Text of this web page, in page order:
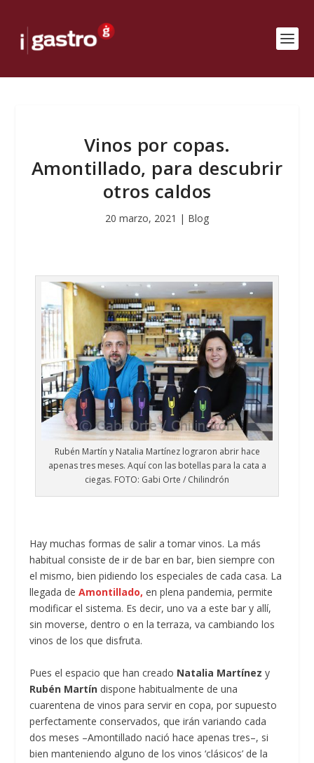
Vinos por copas.
Amontillado, para descubrir
otros caldos
20 marzo, 2021 | Blog
Rubén Martín y Natalia Martínez lograron abrir hace
apenas tres meses. Aquí con las botellas para la cata a
ciegas. FOTO: Gabi Orte / Chilindrón
Hay muchas formas de salir a tomar vinos. La más
habitual consiste de ir de bar en bar, bien siempre con
el mismo, bien pidiendo los especiales de cada casa. La
llegada deAmontillado, en plena pandemia, permite
modificar el sistema. Es decir, uno va a este bar y allí,
sin moverse, dentro o en la terraza, va cambiando los
vinos de los que disfruta.
Pues el espacio que han creado Natalia Martínez y
Rubén Martín dispone habitualmente de una
cuarentena de vinos para servir en copa, por supuesto
perfectamente conservados, que irán variando cada
dos meses –Amontillado nació hace apenas tres–, si
bien manteniendo alguno de los vinos ‘clásicos’ de la